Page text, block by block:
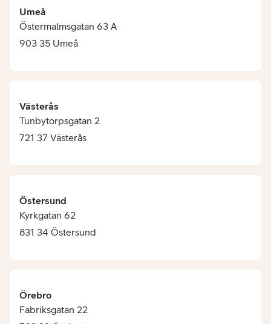
Umeå
Östermalmsgatan 63 A
903 35 Umeå
Västerås
Tunbytorpsgatan 2
721 37 Västerås
Östersund
Kyrkgatan 62
831 34 Östersund
Örebro
Fabriksgatan 22